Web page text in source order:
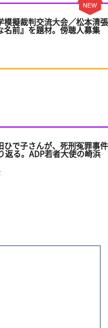
擬裁判交流大会／松本清張
前』を題材。傍聴人募集
で子さんが、死刑冤罪事件
返る。ADP若者大使の崎浜